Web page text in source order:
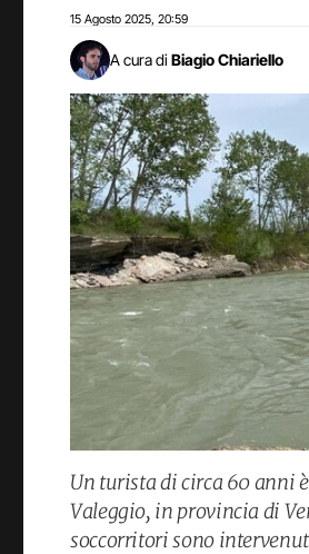
15 Agosto 2025 20:59
A cura di Biagio Chiariello
Un turista di circa 60 anni
Valeggio, in provincia di
soccorritori sono